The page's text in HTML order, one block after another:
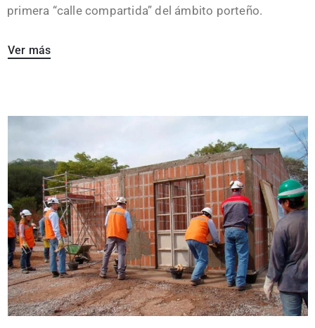
primera “calle compartida” del ámbito porteño.
Ver más